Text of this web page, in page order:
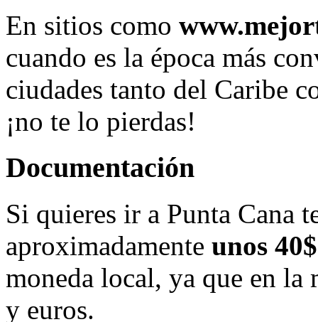
En sitios como
cuando es la época más
ciudades tanto del Caribe
¡no te lo pierdas!
Documentación
Si quieres ir a Punta Cana
aproximadamente unos 40$
moneda local, ya que en la
y euros.